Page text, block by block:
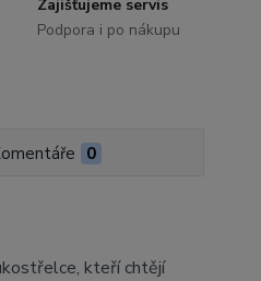
Zajišťujeme servis
Podpora i po nákupu
0
kteří chtějí